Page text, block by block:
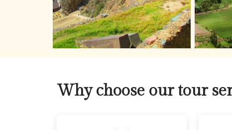
Why choose our tour